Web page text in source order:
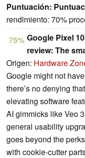
Puntuación:
rendimiento: 70%
75% Google Pixel
review: The
Origen: Hardware
Google might not
there’s no denying
elevating software
AI gimmicks like Veo
general usability
goes beyond the
with cookie-cutter